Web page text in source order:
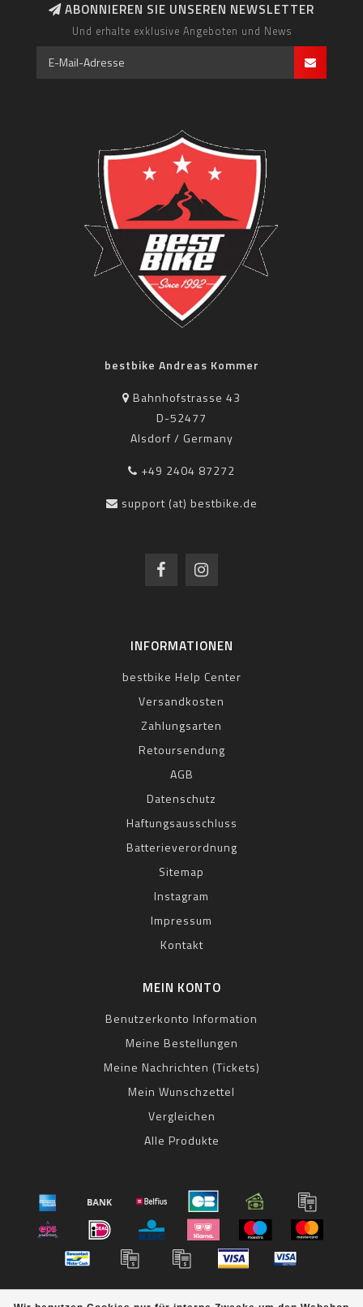
ABONNIEREN SIE UNSEREN NEWSLETTER
Und erhalte exklusive Angeboten und News
bestbike Andreas Kommer
Bahnhofstrasse 43
D-52477
Alsdorf / Germany
+49 2404 87272
support (at) bestbike.de
INFORMATIONEN
bestbike Help Center
Versandkosten
Zahlungsarten
Retoursendung
AGB
Datenschutz
Haftungsausschluss
Batterieverordnung
Sitemap
Instagram
Impressum
Kontakt
MEIN KONTO
Benutzerkonto Information
Meine Bestellungen
Meine Nachrichten (Tickets)
Mein Wunschzettel
Vergleichen
Alle Produkte
© Copyright 2026 bestbike RADSPORT Andreas Kommer -